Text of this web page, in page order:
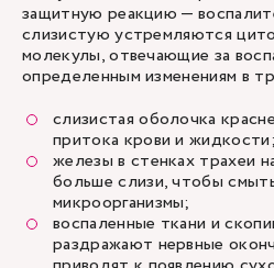
защитную реакцию —
слизистую устремляются
молекулы, отвечающие за
определенным изменениям в
слизистая оболочка
притока крови и жидкости;
железы в стенках трахеи
больше слизи, чтобы
микроорганизмы;
воспаленные ткани и
раздражают нервные